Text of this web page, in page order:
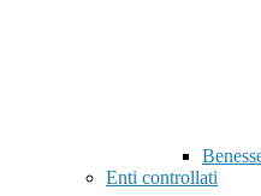
Enti controllati